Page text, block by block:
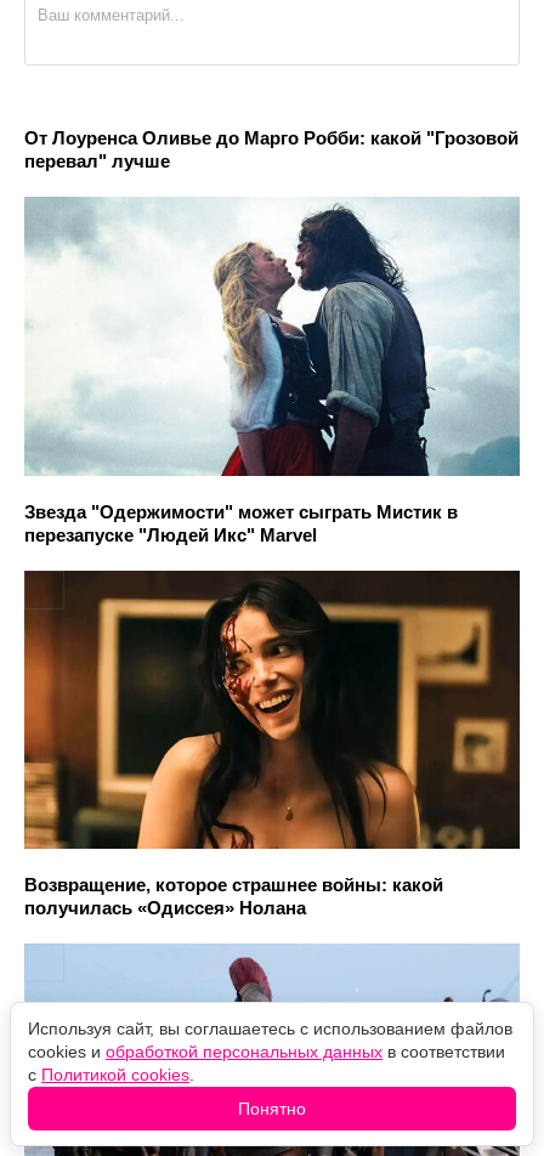
От Лоуренса Оливье до Марго Робби: какой "Грозовой
перевал" лучше
Звезда "Одержимости" может сыграть Мистик в
перезапуске "Людей Икс" Marvel
Возвращение, которое страшнее войны: какой
получилась «Одиссея» Нолана
Используя сайт, вы соглашаетесь с использованием файлов
cookies и обработкой персональных данных в соответствии
с Политикой cookies
Понятно